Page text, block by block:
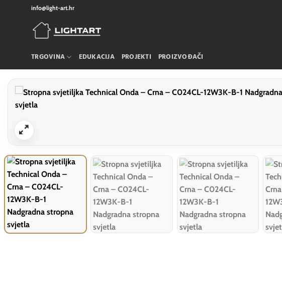
info@light-art.hr
TRGOVINA EDUKACIJA PROJEKTI PROIZVOĐAČI